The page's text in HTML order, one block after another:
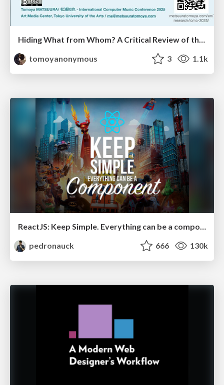
Hiding What from Whom? A Critical Review of the History of Programming languages for Music
tomoyanonymous
3 1.1k
ReactJS: Keep Simple. Everything can be a component!
pedronauck
666 130k